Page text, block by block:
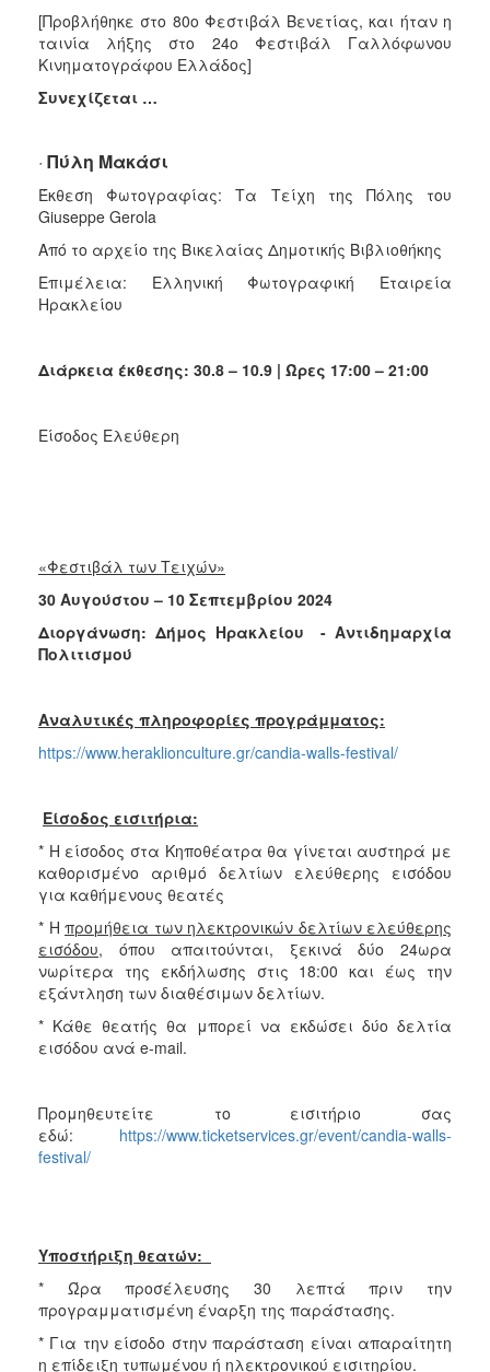
[Προβλήθηκε στο 80ο Φεστιβάλ Βενετίας, και ήταν η
ταινία λήξης στο 24ο Φεστιβάλ Γαλλόφωνου
Κινηματογράφου Ελλάδος]
Συνεχίζεται …
· Πύλη Μακάσι
Έκθεση Φωτογραφίας: Τα Τείχη της Πόλης του
Giuseppe Gerola
Από το αρχείο της Βικελαίας Δημοτικής Βιβλιοθήκης
Επιμέλεια: Ελληνική Φωτογραφική Εταιρεία
Ηρακλείου
Διάρκεια έκθεσης: 30.8 – 10.9 | Ώρες 17:00 – 21:00
Είσοδος Ελεύθερη
«Φεστιβάλ των Τειχών»
30 Αυγούστου – 10 Σεπτεμβρίου 2024
Διοργάνωση: Δήμος Ηρακλείου - Αντιδημαρχία
Πολιτισμού
Αναλυτικές πληροφορίες προγράμματος:
https://www.heraklionculture.gr/candia-walls-festival/
Είσοδος εισιτήρια:
* Η είσοδος στα Κηποθέατρα θα γίνεται αυστηρά με
καθορισμένο αριθμό δελτίων ελεύθερης εισόδου
για καθήμενους θεατές
* Η προμήθεια των ηλεκτρονικών δελτίων ελεύθερης
εισόδου, όπου απαιτούνται, ξεκινά δύο 24ωρα
νωρίτερα της εκδήλωσης στις 18:00 και έως την
εξάντληση των διαθέσιμων δελτίων.
* Κάθε θεατής θα μπορεί να εκδώσει δύο δελτία
εισόδου ανά e-mail.
Προμηθευτείτε το εισιτήριο σας
εδώ: https://www.ticketservices.gr/event/candia-walls-
festival/
Υποστήριξη θεατών:
* Ώρα προσέλευσης 30 λεπτά πριν την
προγραμματισμένη έναρξη της παράστασης.
* Για την είσοδο στην παράσταση είναι απαραίτητη
η επίδειξη τυπωμένου ή ηλεκτρονικού εισιτηρίου.